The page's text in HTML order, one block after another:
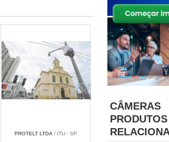
PROTELT LTDA / ITU - SP
CÂMERAS
PRODUTOS